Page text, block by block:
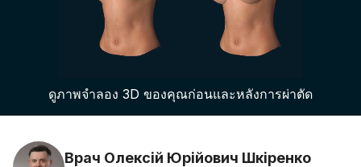
บ้านของหมอผ่าตัด
แพลตฟอร์มธุรกิจ 3D
แผน
ความคิดเห็นของคนไข้
ดูภาพจำลอง 3D ของคุณก่อนและหลังการผ่าตัด
Врач Олексій Юрійович Шкіренко